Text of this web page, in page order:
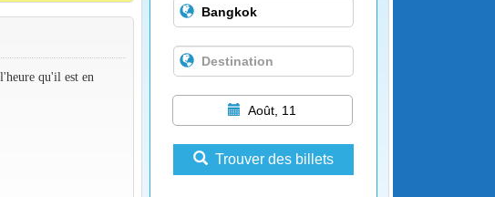
qu'il est en
Août, 11
Trouver des billets